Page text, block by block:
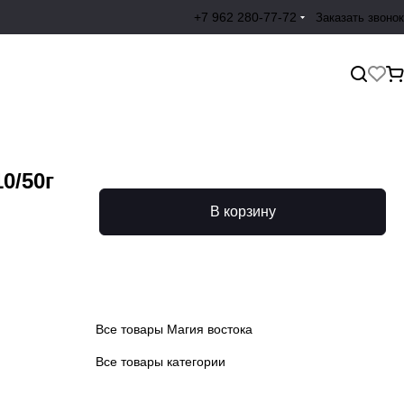
+7 962 280-77-72 Заказать звонок
50г
В корзину
Все товары Магия востока
Все товары категории